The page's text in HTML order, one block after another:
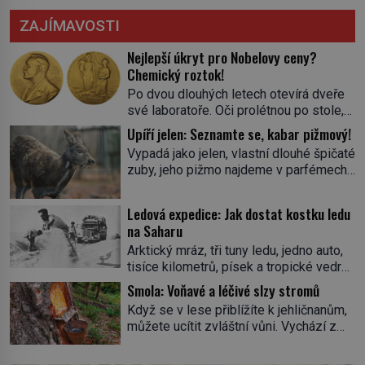
ZAJÍMAVOSTI
Nejlepší úkryt pro Nobelovy ceny?
Chemický roztok!
Po dvou dlouhých letech otevírá dveře
své laboratoře. Oči prolétnou po stole,
aby pak ulpěly na regálu, kde se nachází
všemožné látky. Hledá žluto-oranžovou
tekutinu, jakmile ji zahlédne, nesmírně
se mu uleví. Teď může svůj plán
skrývá směs s názvem lučavka
královská. Svůj přídomek nemá pro nic
za nic, […]
Upíří jelen: Seznamte se, kabar pižmový!
Vypadá jako jelen, vlastní dlouhé špičaté
zuby, jeho pižmo najdeme v parfémech
jediného zástupce zvířecí říše – kabara
pižmového. V Evropě ho jako první
popíše švédský botanik Carl Linné
(1707–1778), jenže v Asii o něm ví už
celá staletí. Zvíře připomíná jelena,
v kohoutku dosahuje […]
Ledová expedice: Jak dostat kostku ledu
na Saharu
Arktický mráz, tři tuny ledu, jedno auto,
tisíce kilometrů, písek a tropické vedro.
To je ve zkratce zdánlivě nesplnitelná
výzva, která se promění v úžasné
dobrodružství a důkaz, že nic není
nemožné. Vše začíná na podzim 1958
Smola: Voňavé a léčivé slzy stromů
Když se v lese přiblížíte k jehličnanům,
můžete ucítit zvláštní vůni. Vychází z